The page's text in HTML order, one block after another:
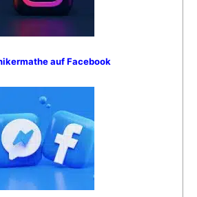
auf Facebook